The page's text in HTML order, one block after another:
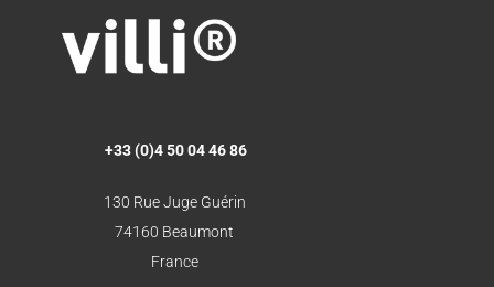
+33 (0)4 50 04 46 86
130 Rue Juge Guérin
74160 Beaumont
France